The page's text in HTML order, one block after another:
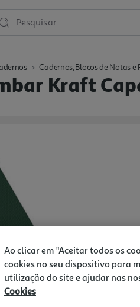
Pesquisar
Cadernos, Blocos de Notas e
Kraft
Ao clicar em "Aceitar todos os
cookies no seu dispositivo para
utilização do site e ajudar nas
Cookies